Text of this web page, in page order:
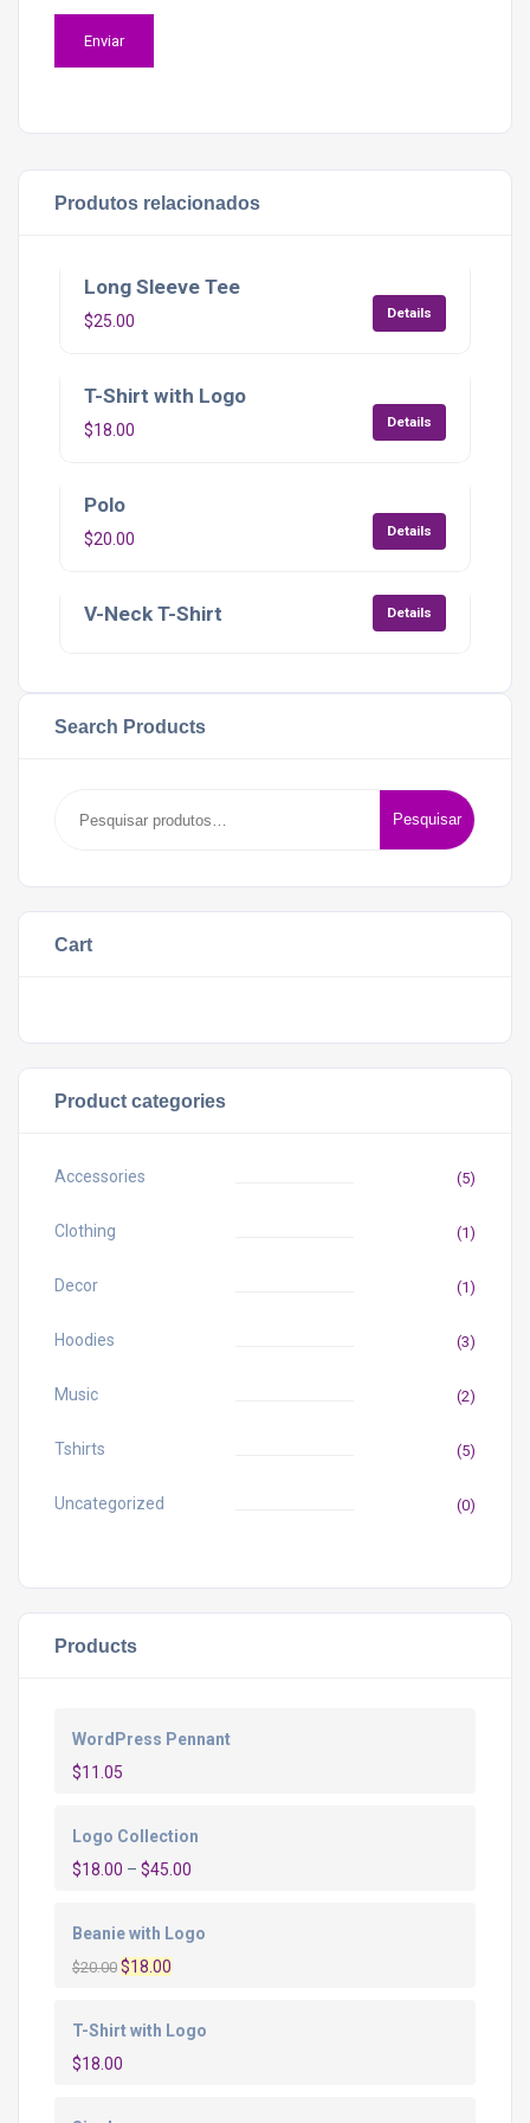
Produtos relacionados
Long Sleeve Tee
$25.00 Details
T-Shirt with Logo
$18.00 Details
Polo
$20.00 Details
V-Neck T-Shirt Details
Search Products
por:
Pesquisar
Cart
Product categories
Accessories (5)
Clothing (1)
Decor (1)
Hoodies (3)
Music (2)
Tshirts (5)
Uncategorized (0)
Products
WordPress Pennant
$11.05
Logo Collection
$18.00 – $45.00
Beanie with Logo
$20.00 O
original
$20.00.
$18.00
T-Shirt with Logo
$18.00